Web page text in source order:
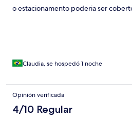
o estacionamento poderia ser
Claudia, se hospedó 1 noche
Opinión verificada
4/10 Regular